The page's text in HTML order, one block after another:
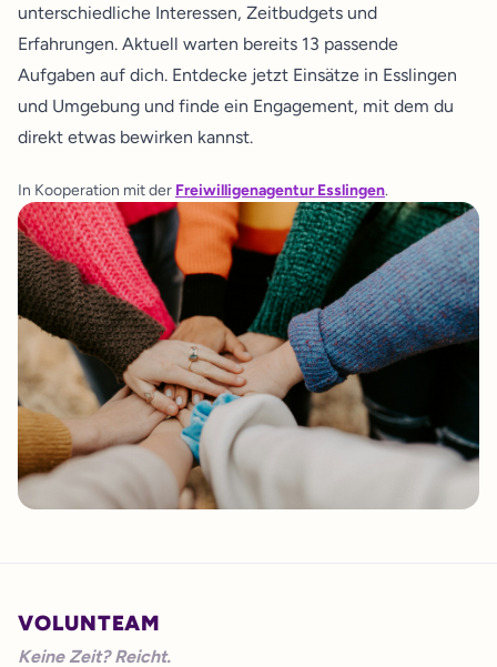
unterschiedliche Interessen, Zeitbudgets und
Erfahrungen. Aktuell warten bereits 13 passende
Aufgaben auf dich. Entdecke jetzt Einsätze in Esslingen
und Umgebung und finde ein Engagement, mit dem du
direkt etwas bewirken kannst.
In Kooperation mit der Freiwilligenagentur Esslingen.
VOLUNTEAM
Keine Zeit? Reicht.